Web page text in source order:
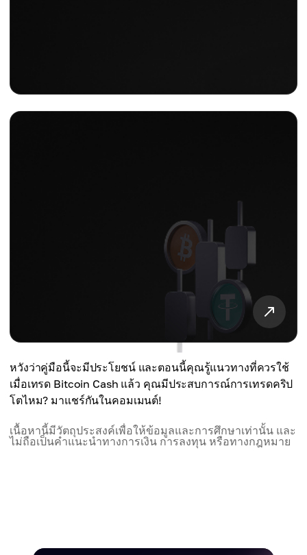
หวังว่าคู่มือนี้จะมีประโยชน์ และตอนนี้คุณรู้แนวทางที่ควรใช้
เมื่อเทรด Bitcoin Cash แล้ว คุณมีประสบการณ์การเทรดคริป
โตไหม? มาแชร์กันในคอมเมนต์!
เนื้อหานี้มีวัตถุประสงค์เพื่อให้ข้อมูลและการศึกษาเท่านั้น และ
ไม่ถือเป็นคำแนะนำทางการเงิน การลงทุน หรือทางกฎหมาย